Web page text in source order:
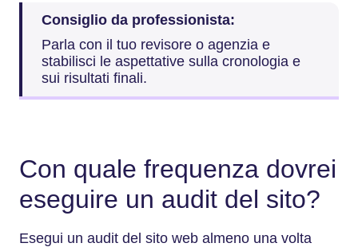
Consiglio da professionista:
Parla con il tuo revisore o agenzia e
stabilisci le aspettative sulla cronologia e
sui risultati finali.
Con quale frequenza dovrei
eseguire un audit del sito?
Esegui un audit del sito web almeno una volta